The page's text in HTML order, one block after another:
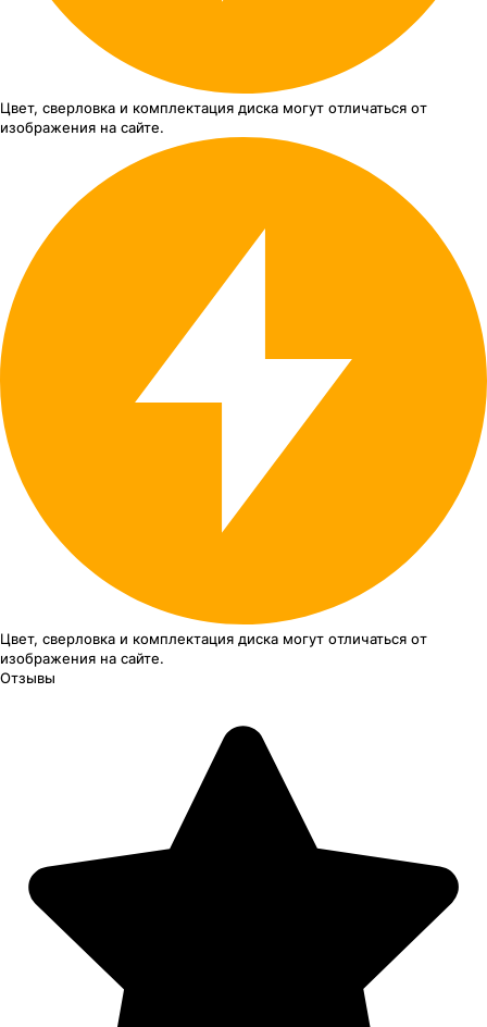
Цвет, сверловка и комплектация диска могут отличаться от
изображения на сайте.
Цвет, сверловка и комплектация диска могут отличаться от
изображения на сайте.
Отзывы